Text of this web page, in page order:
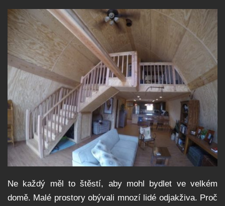
Ne každý měl to štěstí, aby mohl bydlet ve velkém
domě. Malé prostory obývali mnozí lidé odjakživa. Proč